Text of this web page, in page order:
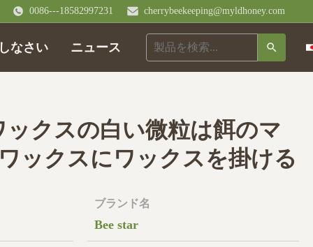
0086---18582997231 cherrybeekeeping@myldhoney.com
なさい ニュース
ックスの白い微粒は餌のマ
ックスにワックスを掛ける
ブランド名
Bee star